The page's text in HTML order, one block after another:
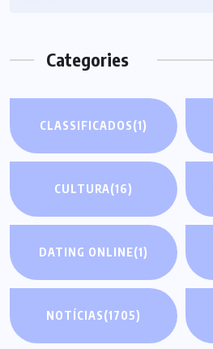
Categories
CLASSIFICADOS(1)
CULTURA(16)
DATING ONLINE(1)
NOTÍCIAS(1705)